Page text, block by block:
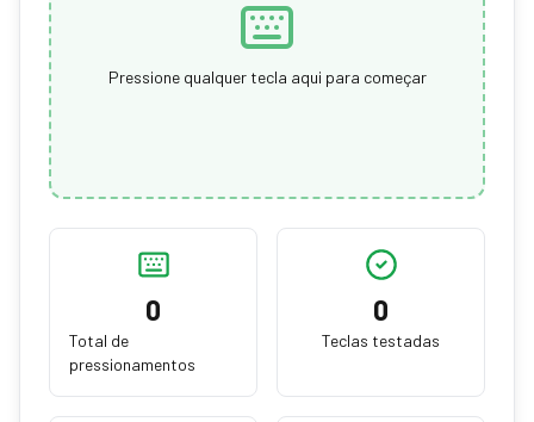
Pressione qualquer tecla aqui para começar
0
Total de
pressionamentos
0
Teclas testadas